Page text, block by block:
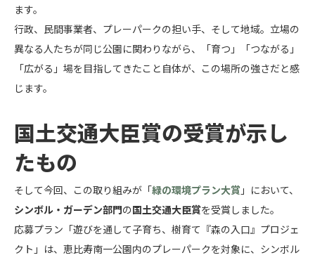
ます。
行政、民間事業者、プレーパークの担い手、そして地域。立場の
異なる人たちが同じ公園に関わりながら、「育つ」「つながる」
「広がる」場を目指してきたこと自体が、この場所の強さだと感
じます。
国土交通大臣賞の受賞が示し
たもの
そして今回、この取り組みが「緑の環境プラン大賞 」において、
シンボル・ガーデン部門の国土交通大臣賞を受賞しました。
応募プラン「遊びを通して子育ち、樹育て『森の入口』プロジェ
クト」は、恵比寿南一公園内のプレーパークを対象に、シンボル